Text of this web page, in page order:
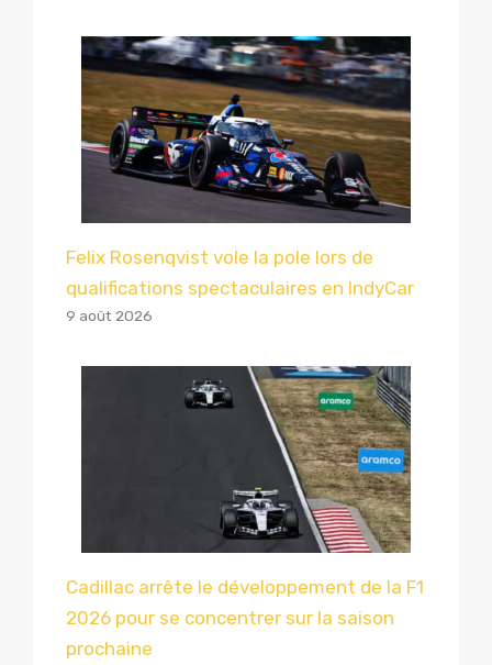
Felix Rosenqvist vole la pole lors de
qualifications spectaculaires en IndyCar
9 août 2026
Cadillac arrête le développement de la F1
2026 pour se concentrer sur la saison
prochaine